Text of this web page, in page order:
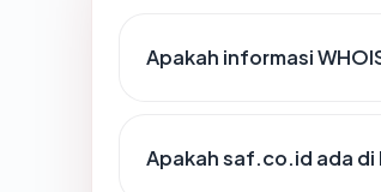
Apakah informasi
Apakah saf.co.id ada di